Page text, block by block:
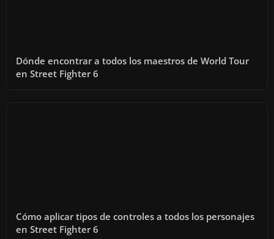
Dónde encontrar a todos los maestros de World Tour
en Street Fighter 6
Cómo aplicar tipos de controles a todos los personajes
en Street Fighter 6